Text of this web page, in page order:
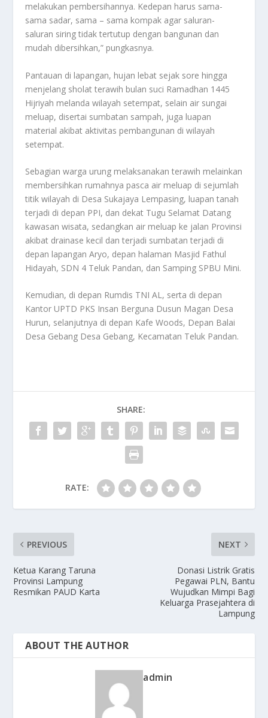
melakukan pembersihannya. Kedepan harus sama-
sama sadar, sama – sama kompak agar saluran-
saluran siring tidak tertutup dengan bangunan dan
mudah dibersihkan,” pungkasnya.
Pantauan di lapangan, hujan lebat sejak sore hingga
menjelang sholat terawih bulan suci Ramadhan 1445
Hijriyah melanda wilayah setempat, selain air sungai
meluap, disertai sumbatan sampah, juga luapan
material akibat aktivitas pembangunan di wilayah
setempat.
Sebagian warga urung melaksanakan terawih melainkan
membersihkan rumahnya pasca air meluap di sejumlah
titik wilayah di Desa Sukajaya Lempasing, luapan tanah
terjadi di depan PPI, dan dekat Tugu Selamat Datang
kawasan wisata, sedangkan air meluap ke jalan Provinsi
akibat drainase kecil dan terjadi sumbatan terjadi di
depan lapangan Aryo, depan halaman Masjid Fathul
Hidayah, SDN 4 Teluk Pandan, dan Samping SPBU Mini.
Kemudian, di depan Rumdis TNI AL, serta di depan
Kantor UPTD PKS Insan Berguna Dusun Magan Desa
Hurun, selanjutnya di depan Kafe Woods, Depan Balai
Desa Gebang Desa Gebang, Kecamatan Teluk Pandan.
SHARE:
RATE:
PREVIOUS
Ketua Karang Taruna
Provinsi Lampung
Resmikan PAUD Karta
NEXT
Donasi Listrik Gratis
Pegawai PLN, Bantu
Wujudkan Mimpi Bagi
Keluarga Prasejahtera di
Lampung
ABOUT THE AUTHOR
admin